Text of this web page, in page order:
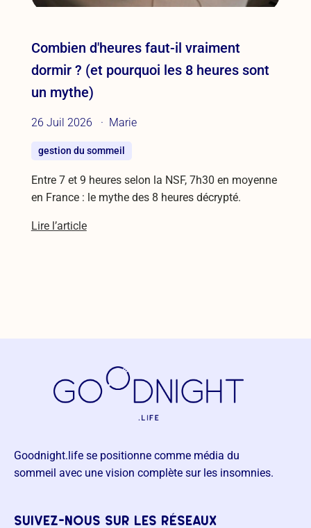
Combien d'heures faut-il vraiment
dormir ? (et pourquoi les 8 heures sont
un mythe)
26 Juil 2026 Marie
gestion du sommeil
Entre 7 et 9 heures selon la NSF, 7h30 en moyenne
en France : le mythe des 8 heures décrypté.
Lire l’article
Goodnight.life se positionne comme média du
sommeil avec une vision complète sur les insomnies.
suivez-nous sur les réseaux